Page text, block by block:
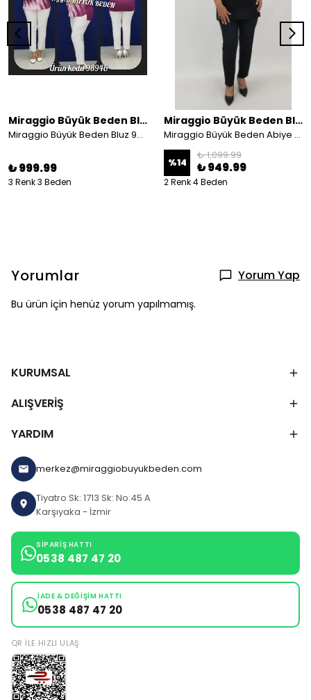
Miraggio Büyük Beden Bluz
Miraggio Büyük Beden Bluz 98946
₺ 999.99
3 Renk 3 Beden
Miraggio Büyük Beden Bluz
Miraggio Büyük Beden Abiye Bluz 4804
%14
₺ 1,099.99
₺ 949.99
2 Renk 4 Beden
Yorumlar Yorum Yap
Bu ürün için henüz yorum yapılmamış.
KURUMSAL
ALIŞVERİŞ
YARDIM
merkez@miraggiobuyukbeden.com
Tiyatro Sk: 1713 Sk: No:45 A
Karşıyaka - İzmir
SIPARIŞ HATTI
0538 487 47 20
İADE & DEĞIŞIM HATTI
0538 487 47 20
QR ILE HIZLI ULAŞ